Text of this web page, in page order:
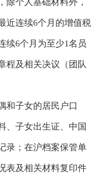
个人基础材料外，
近连续6个月的增值税
续6个月为至少1名员
程及相关决议（团队
子女的居民户口
、子女出生证、中国
录；在沪档案保管单
表及相关材料复印件